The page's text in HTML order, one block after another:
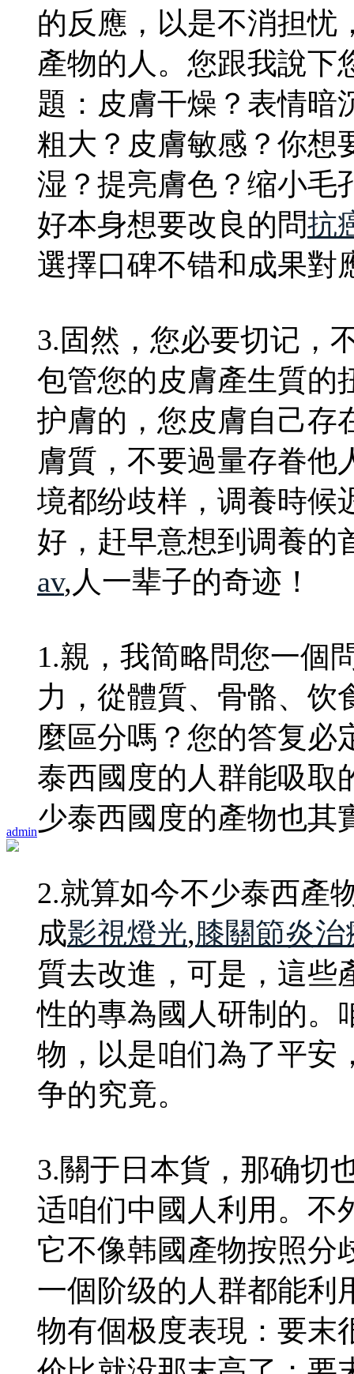
admin
的反應，以是不消担忧
產物的人。您跟我說下
題：皮膚干燥？表情暗
粗大？皮膚敏感？你想
湿？提亮膚色？缩小毛
好本身想要改良的問抗
選擇口碑不错和成果對
3.固然，您必要切记，
包管您的皮膚產生質的
护膚的，您皮膚自己存
膚質，不要過量存眷他
境都纷歧样，调養時候
好，赶早意想到调養的
av,人一辈子的奇迹！
1.親，我简略問您一個
力，從體質、骨骼、饮
麼區分嗎？您的答复必
泰西國度的人群能吸取
少泰西國度的產物也其
2.就算如今不少泰西產
成影視燈光,膝關節炎治
質去改進，可是，這些
性的專為國人研制的。
物，以是咱们為了平安
争的究竟。
3.關于日本貨，那确切
适咱们中國人利用。不
它不像韩國產物按照分
一個阶级的人群都能利
物有個极度表現：要末